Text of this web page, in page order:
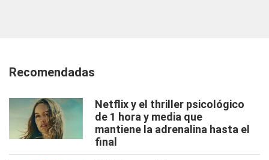
Recomendadas
Netflix y el thriller psicológico
de 1 hora y media que
mantiene la adrenalina hasta el
final